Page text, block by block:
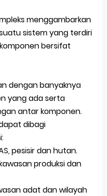
menggambarkan
sistem yang terdiri
bersifat
dengan banyaknya
yang ada serta
antar komponen.
dibagi
pesisir dan hutan.
produksi dan
adat dan wilayah